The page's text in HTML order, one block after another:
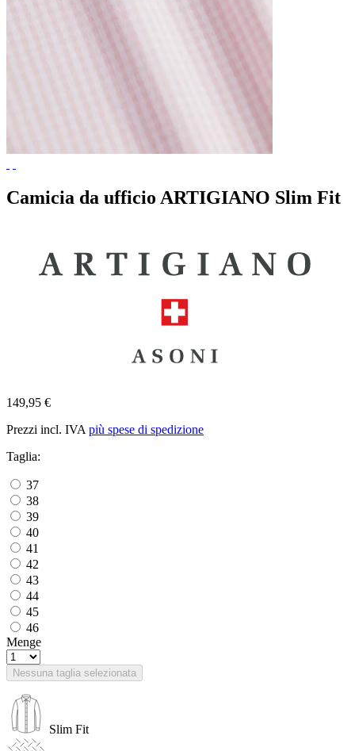
Camicia da ufficio ARTIGIANO Slim Fit
149,95 €
Prezzi incl. IVA più spese di spedizione
Taglia:
37
38
39
40
41
42
43
44
45
46
Menge
Nessuna taglia selezionata
Slim Fit